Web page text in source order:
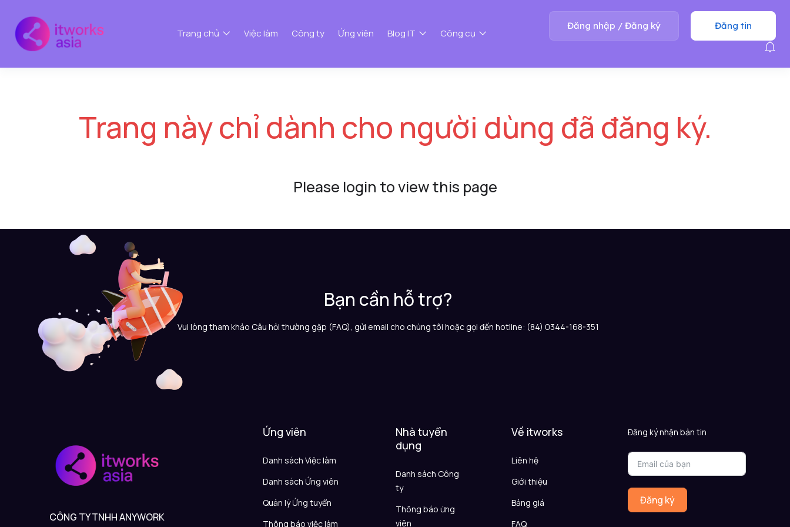
Trang chủ Việc làm Công ty Ứng viên Blog IT Công cụ
Đăng nhập / Đăng ký Đăng tin
Trang này chỉ dành cho người dùng đã đăng ký.
Please login to view this page
Bạn cần hỗ trợ?
Vui lòng tham khảo Câu hỏi thường gặp (FAQ), gửi email cho chúng tôi hoặc gọi đến hotline: (84) 0344-168-351
CÔNG TY TNHH ANYWORK
Ứng viên
Danh sách Việc làm
Danh sách Ứng viên
Quản lý Ứng tuyển
Thông báo việc làm
Nhà tuyển
dụng
Danh sách Công
ty
Thông báo ứng
viên
Về itworks
Liên hệ
Giới thiệu
Bảng giá
FAQ
Đăng ký nhận bản tin
Đăng ký